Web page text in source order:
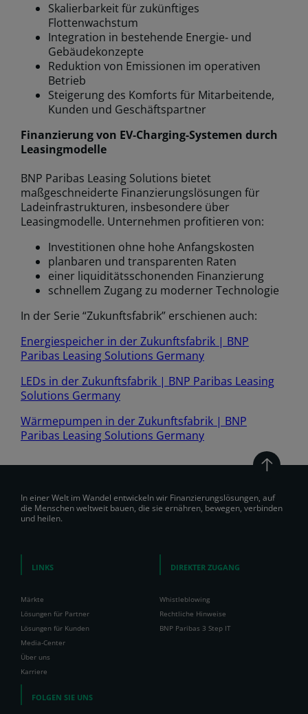
Skalierbarkeit für zukünftiges
Flottenwachstum
Integration in bestehende Energie‑ und
Gebäudekonzepte
Reduktion von Emissionen im operativen
Betrieb
Steigerung des Komforts für Mitarbeitende,
Kunden und Geschäftspartner
Finanzierung von EV‑Charging-Systemen durch
Leasingmodelle
BNP Paribas Leasing Solutions bietet
maßgeschneiderte Finanzierungslösungen für
Ladeinfrastrukturen, insbesondere über
Leasingmodelle. Unternehmen profitieren von:
Investitionen ohne hohe Anfangskosten
planbaren und transparenten Raten
einer liquiditätsschonenden Finanzierung
schnellem Zugang zu moderner Technologie
In der Serie “Zukunftsfabrik” erschienen auch:
Energiespeicher in der Zukunftsfabrik | BNP
Paribas Leasing Solutions Germany
LEDs in der Zukunftsfabrik | BNP Paribas Leasing
Solutions Germany
Wärmepumpen in der Zukunftsfabrik | BNP
Paribas Leasing Solutions Germany
In einer Welt im Wandel entwickeln wir Finanzierungslösungen, auf
die Menschen weltweit bauen, die sie ernähren, bewegen, verbinden
und heilen.
LINKS
Märkte
Lösungen für Partner
Lösungen für Kunden
Media-Center
Über uns
Karriere
DIREKTER ZUGANG
Whistleblowing
Rechtliche Hinweise
BNP Paribas 3 Step IT
FOLGEN SIE UNS